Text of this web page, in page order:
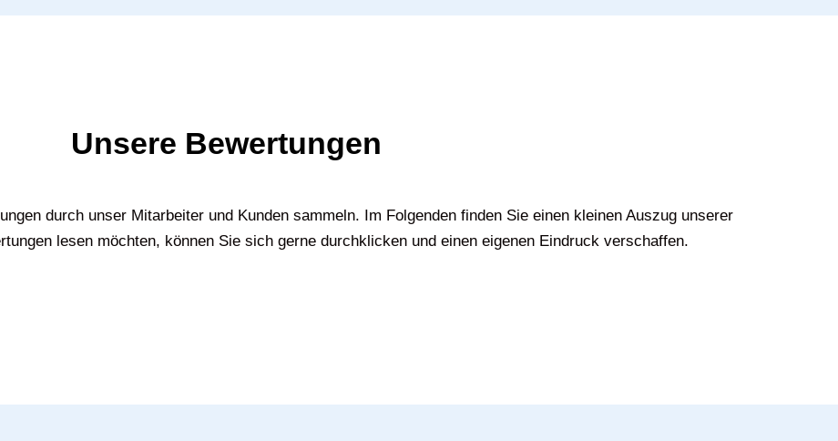
Unsere Bewertungen
durch unser Mitarbeiter und Kunden sammeln. Im Folgenden finden Sie einen kleinen Auszug unserer
lesen möchten, können Sie sich gerne durchklicken und einen eigenen Eindruck verschaffen.